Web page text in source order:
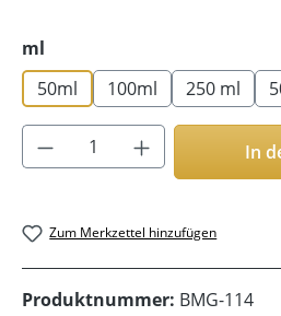
ml
50ml
100ml 250 ml
Produkt Anzahl: Gib
In
Zum Merkzettel hinzufügen
Produktnummer: BMG-114